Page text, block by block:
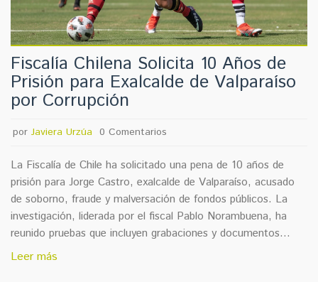
Fiscalía Chilena Solicita 10 Años de
Prisión para Exalcalde de Valparaíso
por Corrupción
por Javiera Urzúa 0 Comentarios
La Fiscalía de Chile ha solicitado una pena de 10 años de
prisión para Jorge Castro, exalcalde de Valparaíso, acusado
de soborno, fraude y malversación de fondos públicos. La
investigación, liderada por el fiscal Pablo Norambuena, ha
reunido pruebas que incluyen grabaciones y documentos
financieros cuestionables. Castro sostiene su inocencia,
Leer más